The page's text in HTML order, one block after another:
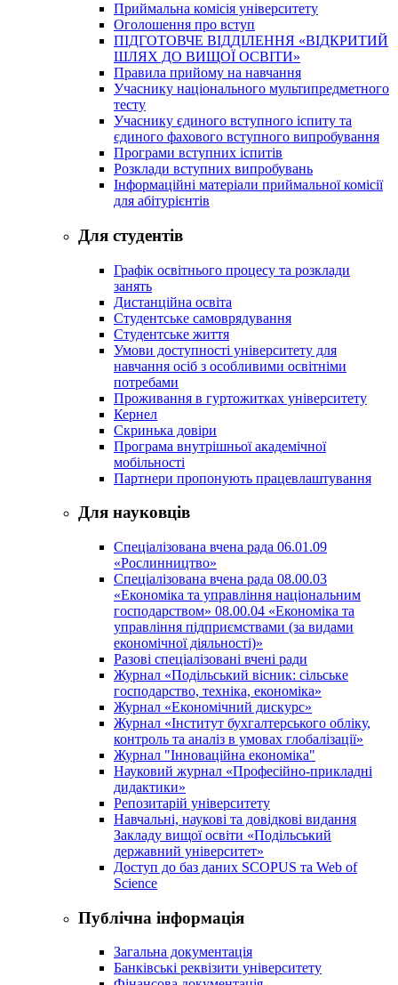
Приймальна комісія університету
Оголошення про вступ
ПІДГОТОВЧЕ ВІДДІЛЕННЯ «ВІДКРИТИЙ
ШЛЯХ ДО ВИЩОЇ ОСВІТИ»
Правила прийому на навчання
Учаснику національного мультипредметного
тесту
Учаснику єдиного вступного іспиту та
єдиного фахового вступного випробування
Програми вступних іспитів
Розклади вступних випробувань
Інформаційні матеріали приймальної комісії
для абітурієнтів
Для студентів
Графік освітнього процесу та розклади
занять
Дистанційна освіта
Студентське самоврядування
Студентське життя
Умови доступності університету для
навчання осіб з особливими освітніми
потребами
Проживання в гуртожитках університету
Кернел
Скринька довіри
Програма внутрішньої академічної
мобільності
Партнери пропонують працевлаштування
Для науковців
Спеціалізована вчена рада 06.01.09
«Рослинництво»
Спеціалізована вчена рада 08.00.03
«Економіка та управління національним
господарством» 08.00.04 «Економіка та
управління підприємствами (за видами
економічної діяльності)»
Разові спеціалізовані вчені ради
Журнал «Подільський вісник: сільське
господарство, техніка, економіка»
Журнал «Економічний дискурс»
Журнал «Інститут бухгалтерського обліку,
контроль та аналіз в умовах глобалізації»
Журнал "Інноваційна економіка"
Науковий журнал «Професійно-прикладні
дидактики»
Репозитарій університету
Навчальні, наукові та довідкові видання
Закладу вищої освіти «Подільський
державний університет»
Доступ до баз даних SCOPUS та Web of
Science
Публічна інформація
Загальна документація
Банківські реквізити університету